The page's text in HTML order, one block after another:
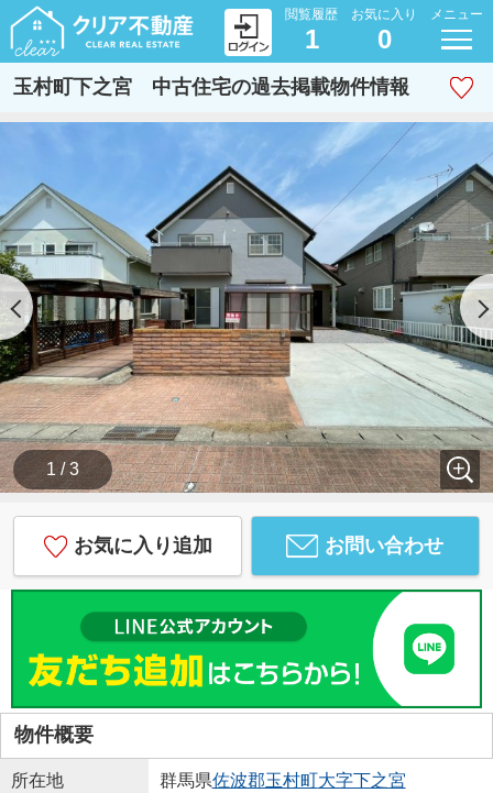
閲覧履歴
1
お気に入り
0
メニュー
玉村町下之宮 中古住宅の過去掲載物件情報
1 / 3
お気に入り追加 お問い合わせ
物件概要
所在地 群馬県佐波郡玉村町大字下之宮